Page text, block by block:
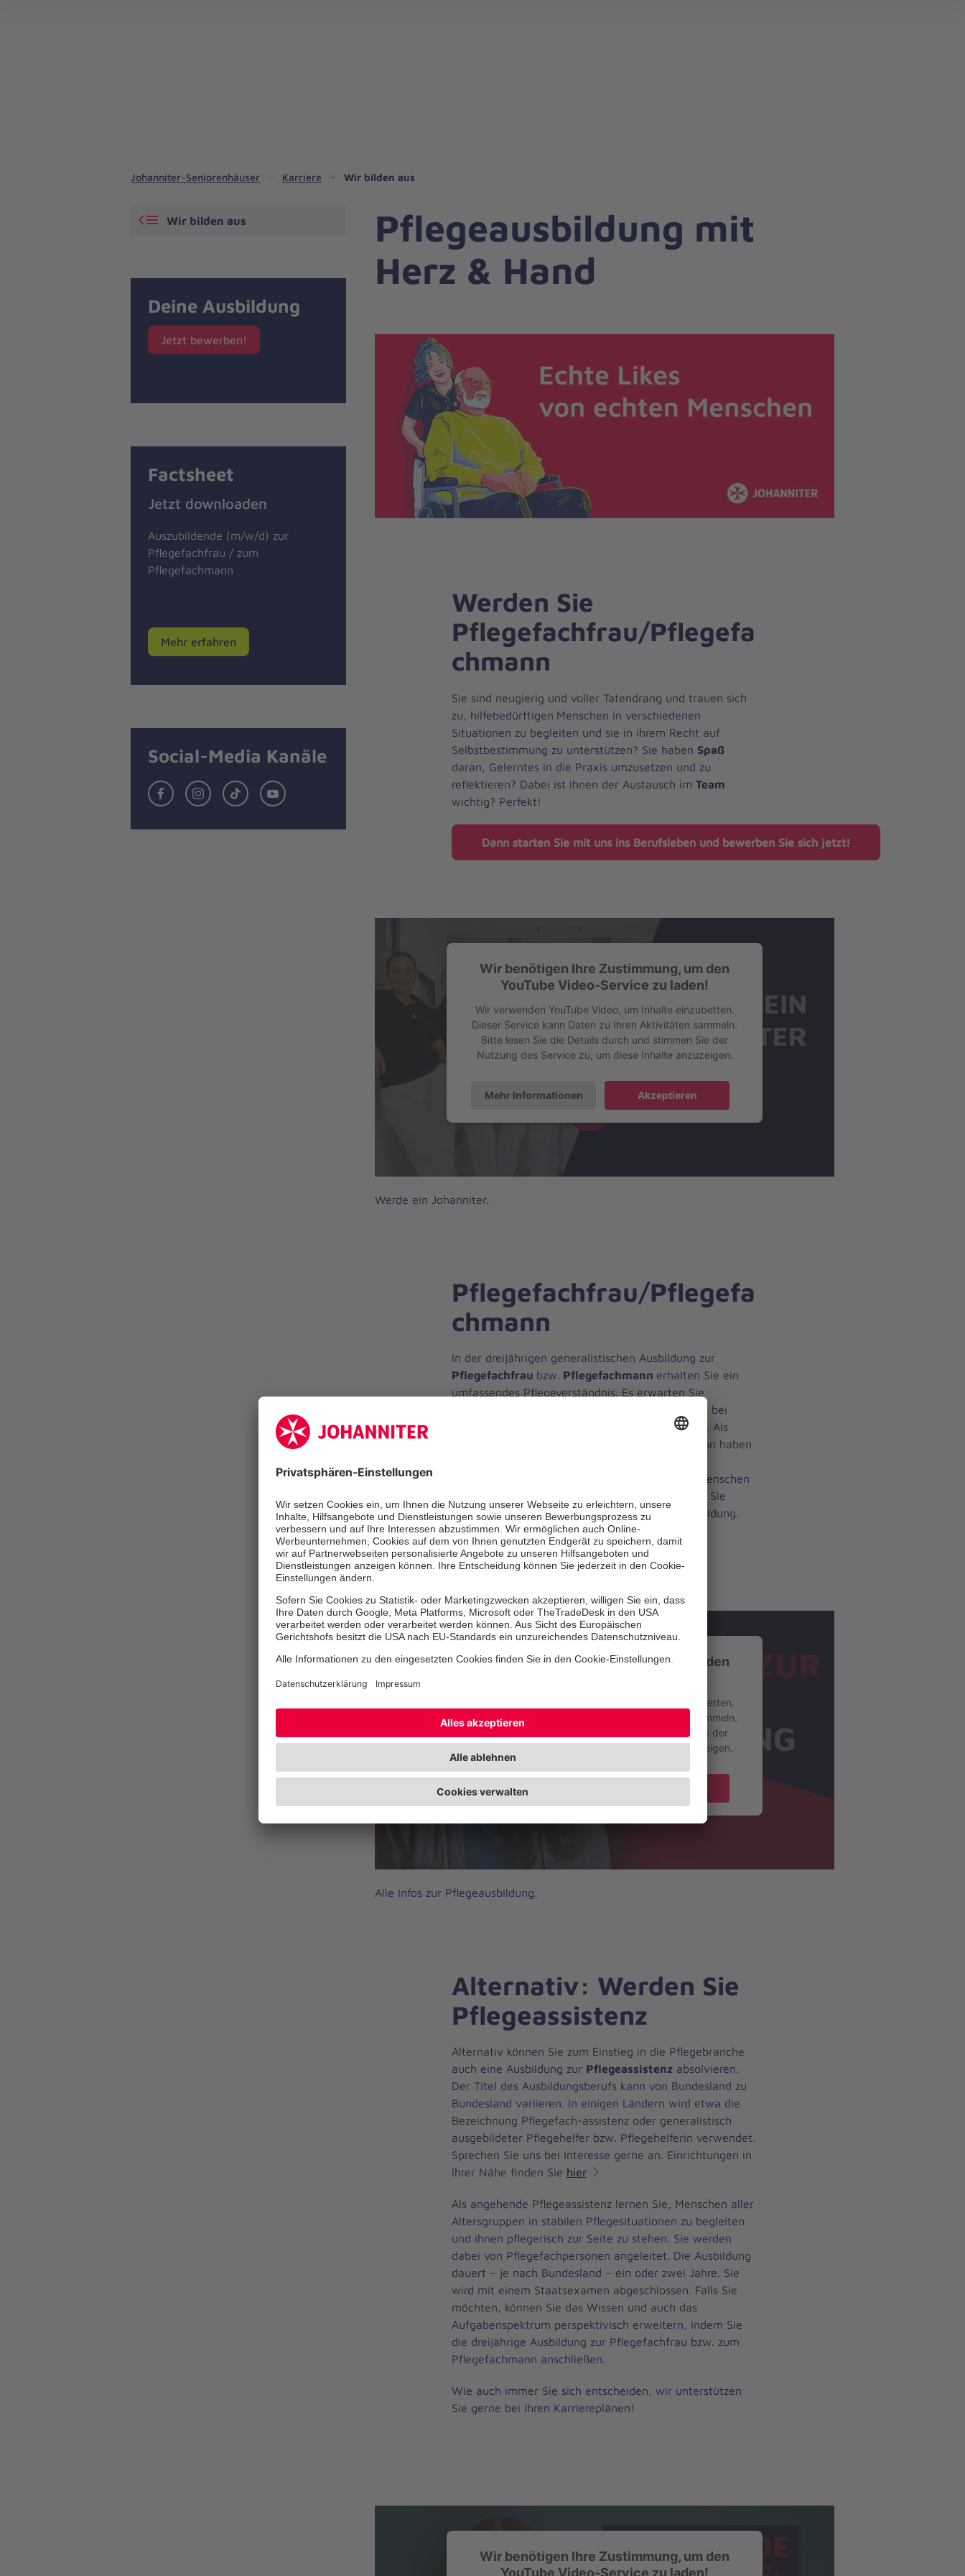
Johanniter-Seniorenhäuser Karriere Wir bilden aus
Pflegeausbildung mit
Herz & Hand
Werden Sie
Pflegefachfrau/Pflegefa
chmann
Sie sind neugierig und voller Tatendrang und trauen sich
zu, hilfebedürftigen Menschen in verschiedenen
Situationen zu begleiten und sie in ihrem Recht auf
Selbstbestimmung zu unterstützen? Sie haben Spaß
daran, Gelerntes in die Praxis umzusetzen und zu
reflektieren? Dabei ist Ihnen der Austausch im Team
wichtig? Perfekt!
Dann starten Sie mit uns ins Berufsleben und bewerben Sie sich jetzt!
Wir benötigen Ihre Zustimmung, um den
YouTube Video-Service zu laden!
Wir verwenden YouTube Video, um Inhalte einzubetten.
Dieser Service kann Daten zu Ihren Aktivitäten sammeln.
Bitte lesen Sie die Details durch und stimmen Sie der
Nutzung des Service zu, um diese Inhalte anzuzeigen.
Mehr Informationen Akzeptieren
Werde ein Johanniter.
Pflegefachfrau/Pflegefa
chmann
In der dreijährigen generalistischen Ausbildung zur
Pflegefachfrau bzw. Pflegefachmann erhalten Sie ein
umfassendes Pflegeverständnis. Es erwarten Sie
sinnstiftende und abwechslungsreiche Aufgaben, bei
denen Sie eigenverantwortliches Handeln lernen. Als
ausgebildete Pflegefachfrau bzw. Pflegefachmann haben
umfassende und prozessorientierte Pflege von Menschen
aller Altersstufen. Am Ende dieser Seite erhalten Sie
weitere Informationen zur generalistischen Ausbildung.
Wir benötigen Ihre Zustimmung, um den
Wir verwenden YouTube Video, um Inhalte einzubetten.
Dieser Service kann Daten zu Ihren Aktivitäten sammeln.
Bitte lesen Sie die Details durch und stimmen Sie der
Nutzung des Service zu, um diese Inhalte anzuzeigen.
Mehr Informationen
Alle Infos zur Pflegeausbildung.
Alternativ: Werden Sie
Pflegeassistenz
Alternativ können Sie zum Einstieg in die Pflegebranche
auch eine Ausbildung zur Pflegeassistenz absolvieren.
Der Titel des Ausbildungsberufs kann von Bundesland zu
Bundesland variieren. In einigen Ländern wird etwa die
Bezeichnung Pflegefach-assistenz oder generalistisch
ausgebildeter Pflegehelfer bzw. Pflegehelferin verwendet.
Sprechen Sie uns bei Interesse gerne an. Einrichtungen in
Ihrer Nähe finden Sie hier
Als angehende Pflegeassistenz lernen Sie, Menschen aller
Altersgruppen in stabilen Pflegesituationen zu begleiten
und ihnen pflegerisch zur Seite zu stehen. Sie werden
dabei von Pflegefachpersonen angeleitet. Die Ausbildung
dauert – je nach Bundesland – ein oder zwei Jahre. Sie
wird mit einem Staatsexamen abgeschlossen. Falls Sie
möchten, können Sie das Wissen und auch das
Aufgabenspektrum perspektivisch erweitern, indem Sie
die dreijährige Ausbildung zur Pflegefachfrau bzw. zum
Pflegefachmann anschließen.
Wie auch immer Sie sich entscheiden, wir unterstützen
Sie gerne bei Ihren Karriereplänen!
Wir benötigen Ihre Zustimmung, um den
YouTube Video-Service zu laden!
Wir bilden aus
Deine Ausbildung
Jetzt bewerben!
Factsheet
Jetzt downloaden
Auszubildende (m/w/d) zur
Pflegefachfrau / zum
Pflegefachmann
Mehr erfahren
Social-Media Kanäle
FacebookInstagramTikTok YouTube